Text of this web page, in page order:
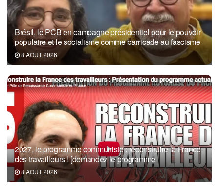
Brésil, le PCB en campagne présidentiel pour le pouvoir
populaire et le socialisme comme barricade au fascisme
8 AOÛT 2026
2027, le programme communiste : reconstruire la France
des travailleurs ! [demandez le programme
8 AOÛT 2026